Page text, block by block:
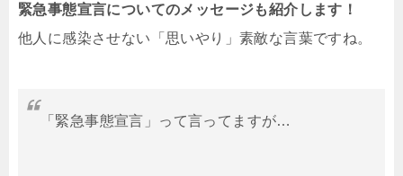
緊急事態宣言についてのメッセージも紹介します！
他人に感染させない「思いやり」素敵な言葉ですね。
「緊急事態宣言」って言ってますが…